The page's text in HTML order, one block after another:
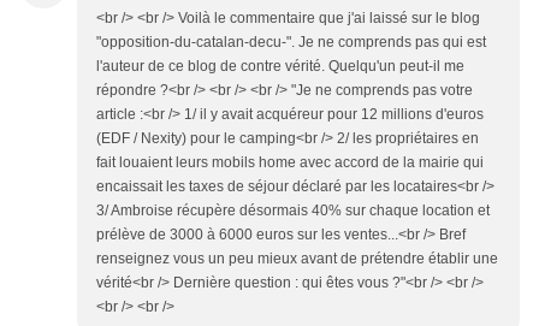
<br /> <br /> Voilà le commentaire que j'ai laissé sur le blog
"opposition-du-catalan-decu-". Je ne comprends pas qui est
l'auteur de ce blog de contre vérité. Quelqu'un peut-il me
répondre ?<br /> <br /> <br /> "Je ne comprends pas votre
article :<br /> 1/ il y avait acquéreur pour 12 millions d'euros
(EDF / Nexity) pour le camping<br /> 2/ les propriétaires en
fait louaient leurs mobils home avec accord de la mairie qui
encaissait les taxes de séjour déclaré par les locataires<br />
3/ Ambroise récupère désormais 40% sur chaque location et
prélève de 3000 à 6000 euros sur les ventes...<br /> Bref
renseignez vous un peu mieux avant de prétendre établir une
vérité<br /> Dernière question : qui êtes vous ?"<br /> <br />
<br /> <br />